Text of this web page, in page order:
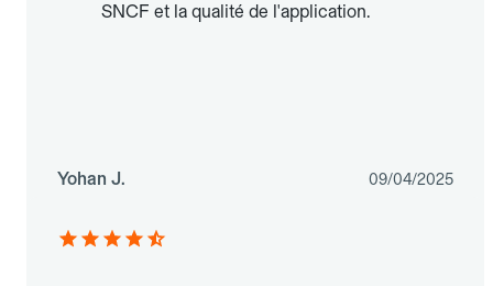
SNCF et la qualité de l'application.
Yohan J. 09/04/2025